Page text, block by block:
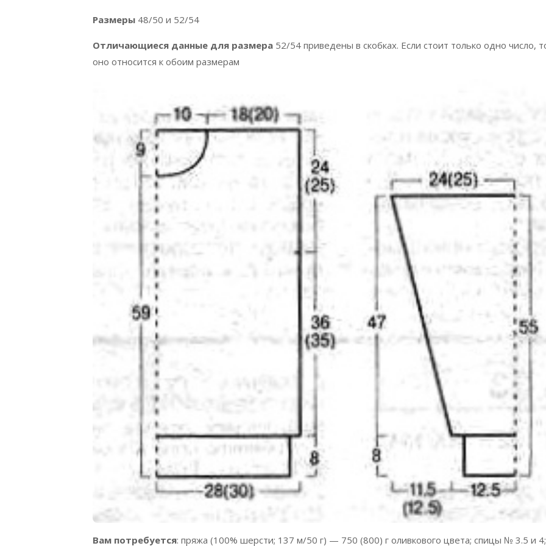
Размеры 48/50 и 52/54
Отличающиеся данные для размера 52/54 приведены в скобках. Если стоит только одно число,
оно относится к обоим размерам
Вам потребуется: пряжа (100% шерсти; 137 м/50 г) — 750 (800) г оливкового цвета; спицы № 3.5 и 4;